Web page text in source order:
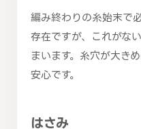
編み終わりの糸始末で
存在ですが、これがな
まいます。糸穴が大き
安心です。
はさみ